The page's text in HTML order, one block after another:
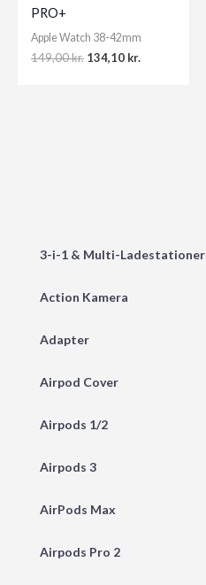
3-i-1 & Multi-Ladestationer
Action Kamera
Adapter
Airpod Cover
Airpods 1/2
Airpods 3
AirPods Max
Airpods Pro 2
PRO+
Apple Watch 38-42mm
149,00kr. Original
134,10 kr.Current